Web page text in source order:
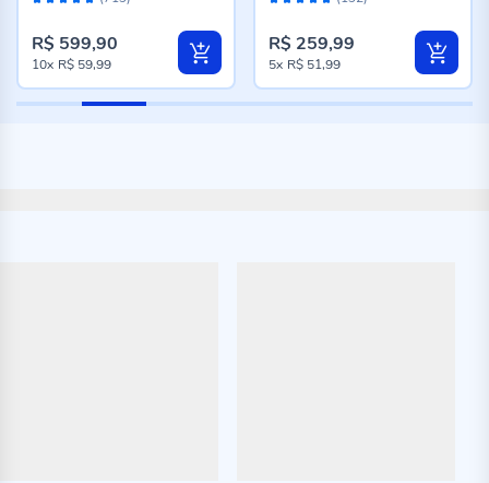
R$ 599,90
10x R$ 59,99
R$ 259,99
5x R$ 51,99